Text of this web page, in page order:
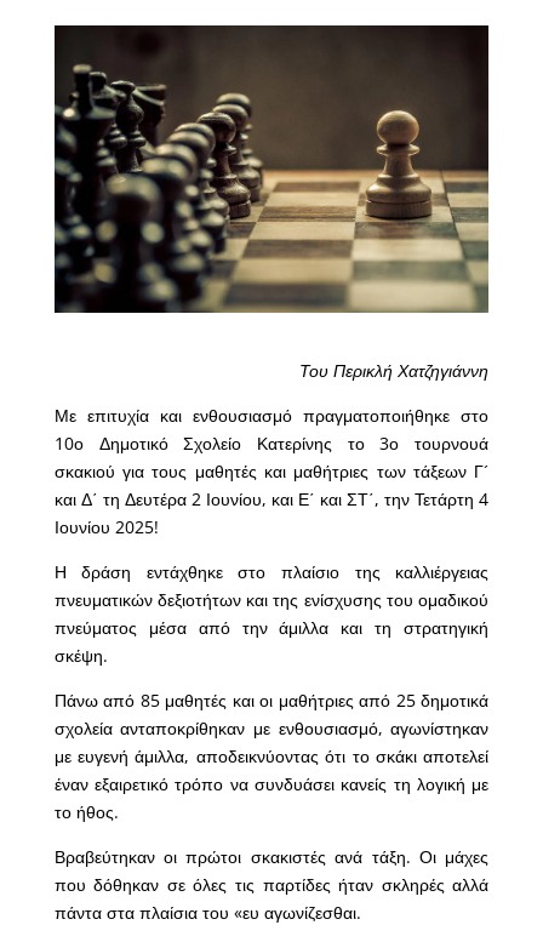
Του Περικλή Χατζηγιάννη
Με επιτυχία και ενθουσιασμό πραγματοποιήθηκε στο
10ο Δημοτικό Σχολείο Κατερίνης το 3ο τουρνουά
σκακιού για τους μαθητές και μαθήτριες των τάξεων Γ´
και Δ΄ τη Δευτέρα 2 Ιουνίου, και Ε΄ και ΣΤ΄, την Τετάρτη 4
Ιουνίου 2025!
Η δράση εντάχθηκε στο πλαίσιο της καλλιέργειας
πνευματικών δεξιοτήτων και της ενίσχυσης του ομαδικού
πνεύματος μέσα από την άμιλλα και τη στρατηγική
σκέψη.
Πάνω από 85 μαθητές και οι μαθήτριες από 25 δημοτικά
σχολεία ανταποκρίθηκαν με ενθουσιασμό, αγωνίστηκαν
με ευγενή άμιλλα, αποδεικνύοντας ότι το σκάκι αποτελεί
έναν εξαιρετικό τρόπο να συνδυάσει κανείς τη λογική με
το ήθος.
Βραβεύτηκαν οι πρώτοι σκακιστές ανά τάξη. Οι μάχες
που δόθηκαν σε όλες τις παρτίδες ήταν σκληρές αλλά
πάντα στα πλαίσια του «ευ αγωνίζεσθαι.